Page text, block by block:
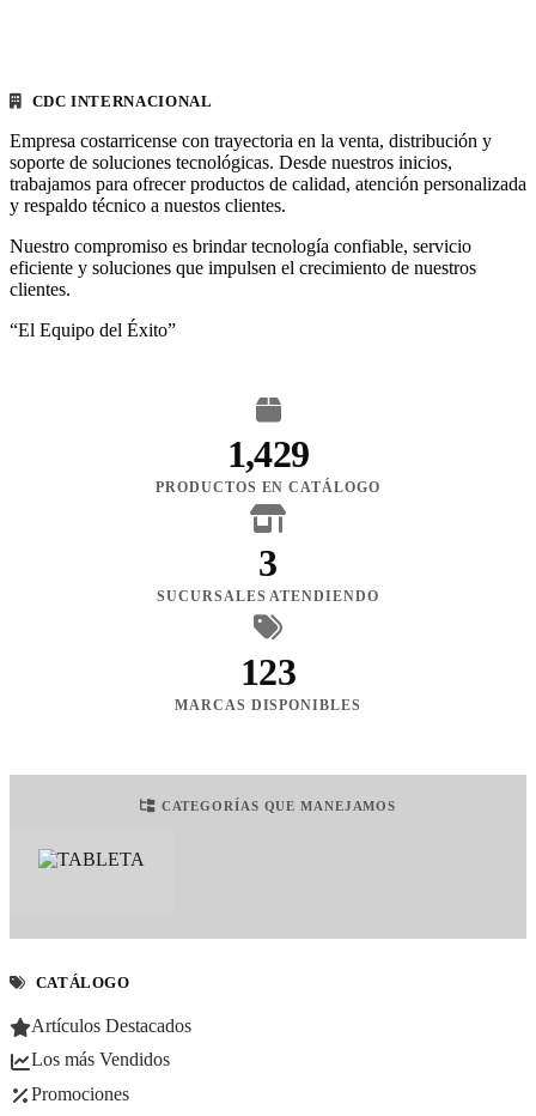
CDC INTERNACIONAL
Empresa costarricense con trayectoria en la venta, distribución y
soporte de soluciones tecnológicas. Desde nuestros inicios,
trabajamos para ofrecer productos de calidad, atención personalizada
y respaldo técnico a nuestos clientes.
Nuestro compromiso es brindar tecnología confiable, servicio
eficiente y soluciones que impulsen el crecimiento de nuestros
clientes.
“El Equipo del Éxito”
1,429
PRODUCTOS EN CATÁLOGO
3
SUCURSALES ATENDIENDO
123
MARCAS DISPONIBLES
CATEGORÍAS QUE MANEJAMOS
CATÁLOGO
Artículos Destacados
Los más Vendidos
Promociones